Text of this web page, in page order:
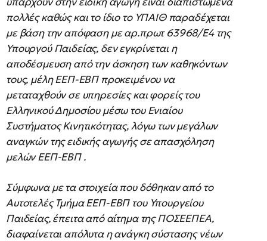
πολλές καθώς και το ίδιο το ΥΠΑΙΘ παραδέχεται
με βάση την απόφαση με αρ.πρωτ 63968/Ε4 της
Υπουργού Παιδείας, δεν εγκρίνεται η
αποδέσμευση από την άσκηση των καθηκόντων
τους, μέλη ΕΕΠ-ΕΒΠ προκειμένου να
μεταταχθούν σε υπηρεσίες και φορείς του
Ελληνικού Δημοσίου μέσω του Ενιαίου
Συστήματος Κινητικότητας, λόγω των μεγάλων
αναγκών της ειδικής αγωγής σε απασχόληση
μελών ΕΕΠ-ΕΒΠ .
Σύμφωνα με τα στοιχεία που δόθηκαν από το
Αυτοτελές Τμήμα ΕΕΠ-ΕΒΠ του Υπουργείου
Παιδείας, έπειτα από αίτημα της ΠΟΣΕΕΠΕΑ,
διαφαίνεται απόλυτα η ανάγκη σύστασης νέων